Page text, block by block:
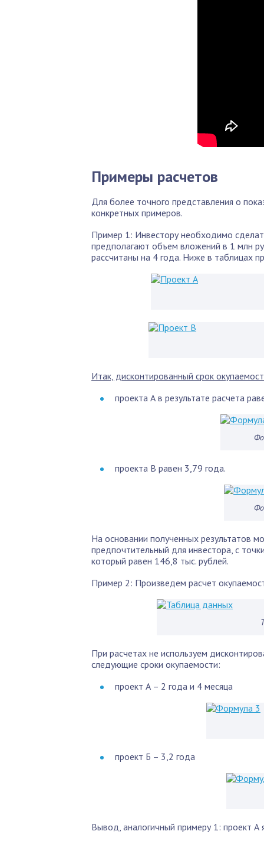
Примеры расчетов
Для более точного представления о
конкретных примеров.
Пример 1: Инвестору необходимо
предполагают объем вложений в 1 млн
рассчитаны на 4 года. Ниже в таблицах
Итак, дисконтированный срок
проекта А в результате расчета
проекта В равен 3,79 года.
На основании полученных результатов
предпочтительный для инвестора, с
который равен 146,8 тыс. рублей.
Пример 2: Произведем расчет
При расчетах не используем
следующие сроки окупаемости:
проект А – 2 года и 4 месяца
проект Б – 3,2 года
Вывод, аналогичный примеру 1: проект